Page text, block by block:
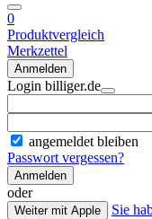
0
Produktvergleich
Merkzettel
Anmelden
Login billiger.de
angemeldet bleiben
Passwort vergessen?
Anmelden
oder
Weiter mit Apple
Sie